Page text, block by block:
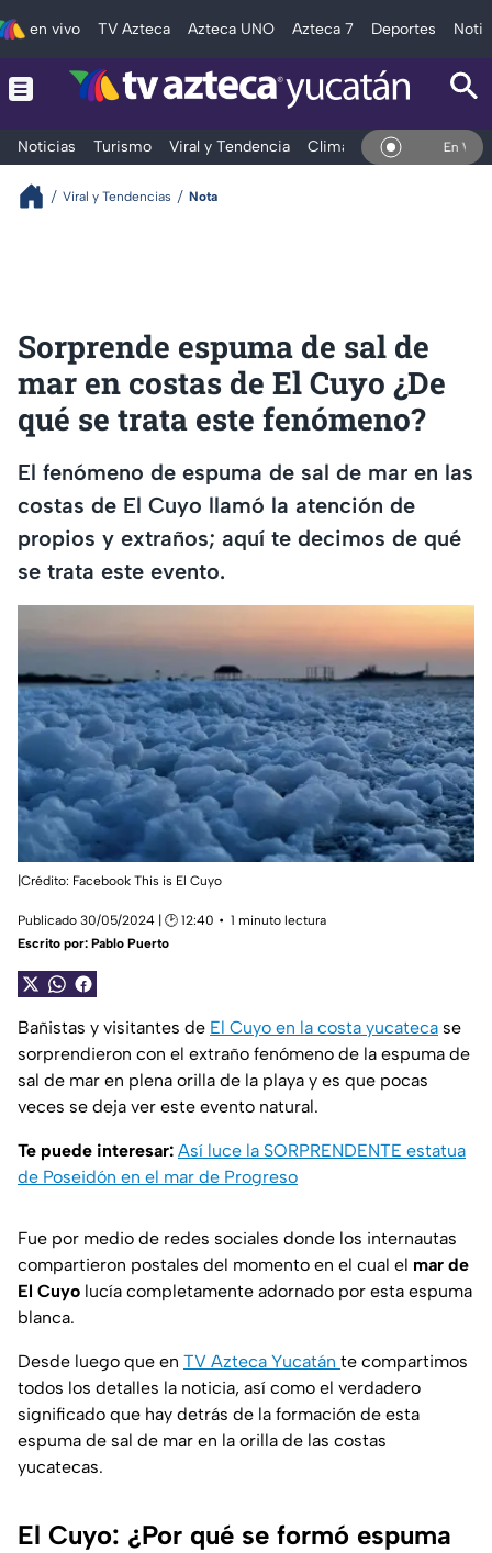
en vivo TV Azteca Azteca UNO Azteca 7 Deportes
Noticias Turismo Viral y Tendencia Clima Deportes En Vivo
Viral y Tendencias Nota
Sorprende espuma de sal de
mar en costas de El Cuyo ¿De
qué se trata este fenómeno?
El fenómeno de espuma de sal de mar en las
costas de El Cuyo llamó la atención de
propios y extraños; aquí te decimos de qué
se trata este evento.
|Crédito: Facebook This is El Cuyo
Publicado 30/05/2024 | 🕑 12:40
1 minuto lectura
Escrito por: Pablo Puerto
Bañistas y visitantes de El Cuyo en la costa yucateca se
sorprendieron con el extraño fenómeno de la espuma de
sal de mar en plena orilla de la playa y es que pocas
veces se deja ver este evento natural.
Te puede interesar: Así luce la SORPRENDENTE estatua
de Poseidón en el mar de Progreso
Fue por medio de redes sociales donde los internautas
compartieron postales del momento en el cual el mar de
El Cuyo lucía completamente adornado por esta espuma
blanca.
Desde luego que en TV Azteca Yucatán te compartimos
todos los detalles la noticia, así como el verdadero
significado que hay detrás de la formación de esta
espuma de sal de mar en la orilla de las costas
yucatecas.
El Cuyo: ¿Por qué se formó espuma